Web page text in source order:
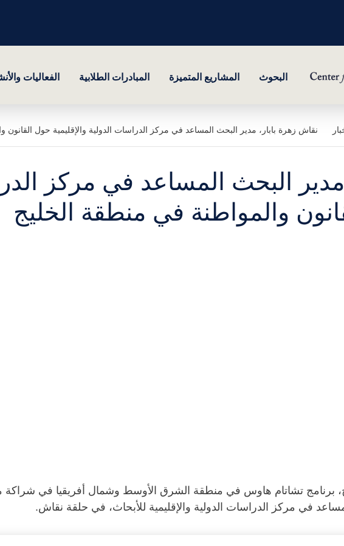
البحوث المشاريع المتميزة المبادرات الطلابية الفعاليات
نقاش زهرة بابار، مدير البحث المساعد في مركز الدراسات الدولية والإقليمية حول القانون
البحث المساعد في مركز
والمواطنة في منطقة الخليج
في مركز الدراسات الدولية والإقليمية للأبحاث، في حلقة نقاش.